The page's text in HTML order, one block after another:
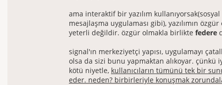
ama interaktif bir yazılım
mesajlaşma uygulaması gibi), yazılımın özgür
yeterli değildir. özgür olmakla birlikte federe
signal'ın merkeziyetçi yapısı, uygulamayı
olsa da sizi bunu yapmaktan alıkoyar. çünkü
kötü niyetle, kullanıcıların tümünü tek bir
eder. neden? birbirleriyle konuşmak